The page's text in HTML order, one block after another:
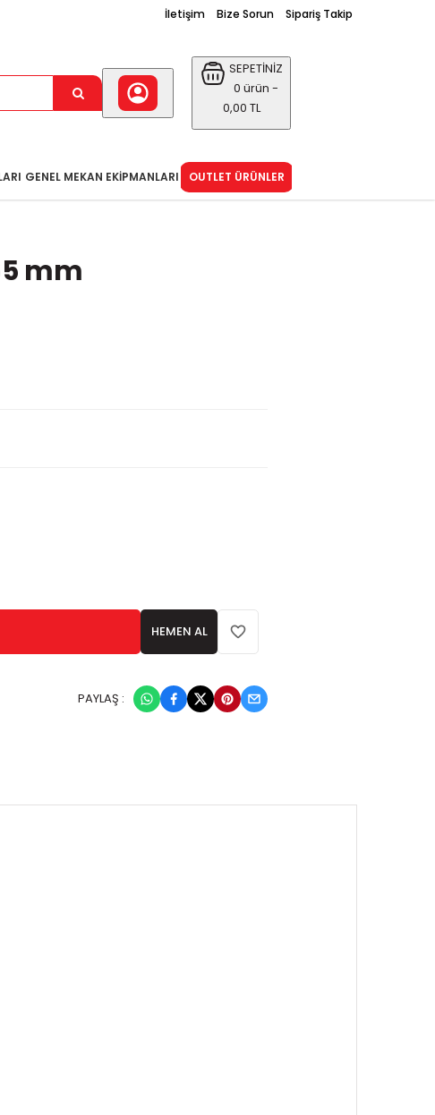
İletişim Bize Sorun Sipariş Takip
SEPETİNİZ
0 ürün -
0,00 TL
GENEL MEKAN EKIPMANLARI OUTLET ÜRÜNLER
mm
HEMEN AL
PAYLAŞ :